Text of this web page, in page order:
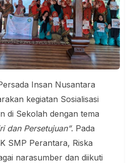
Insan Nusantara
kegiatan Sosialisasi
di Sekolah dengan tema
dan Persetujuan”. Pada
SMP Perantara, Riska
narasumber dan diikuti